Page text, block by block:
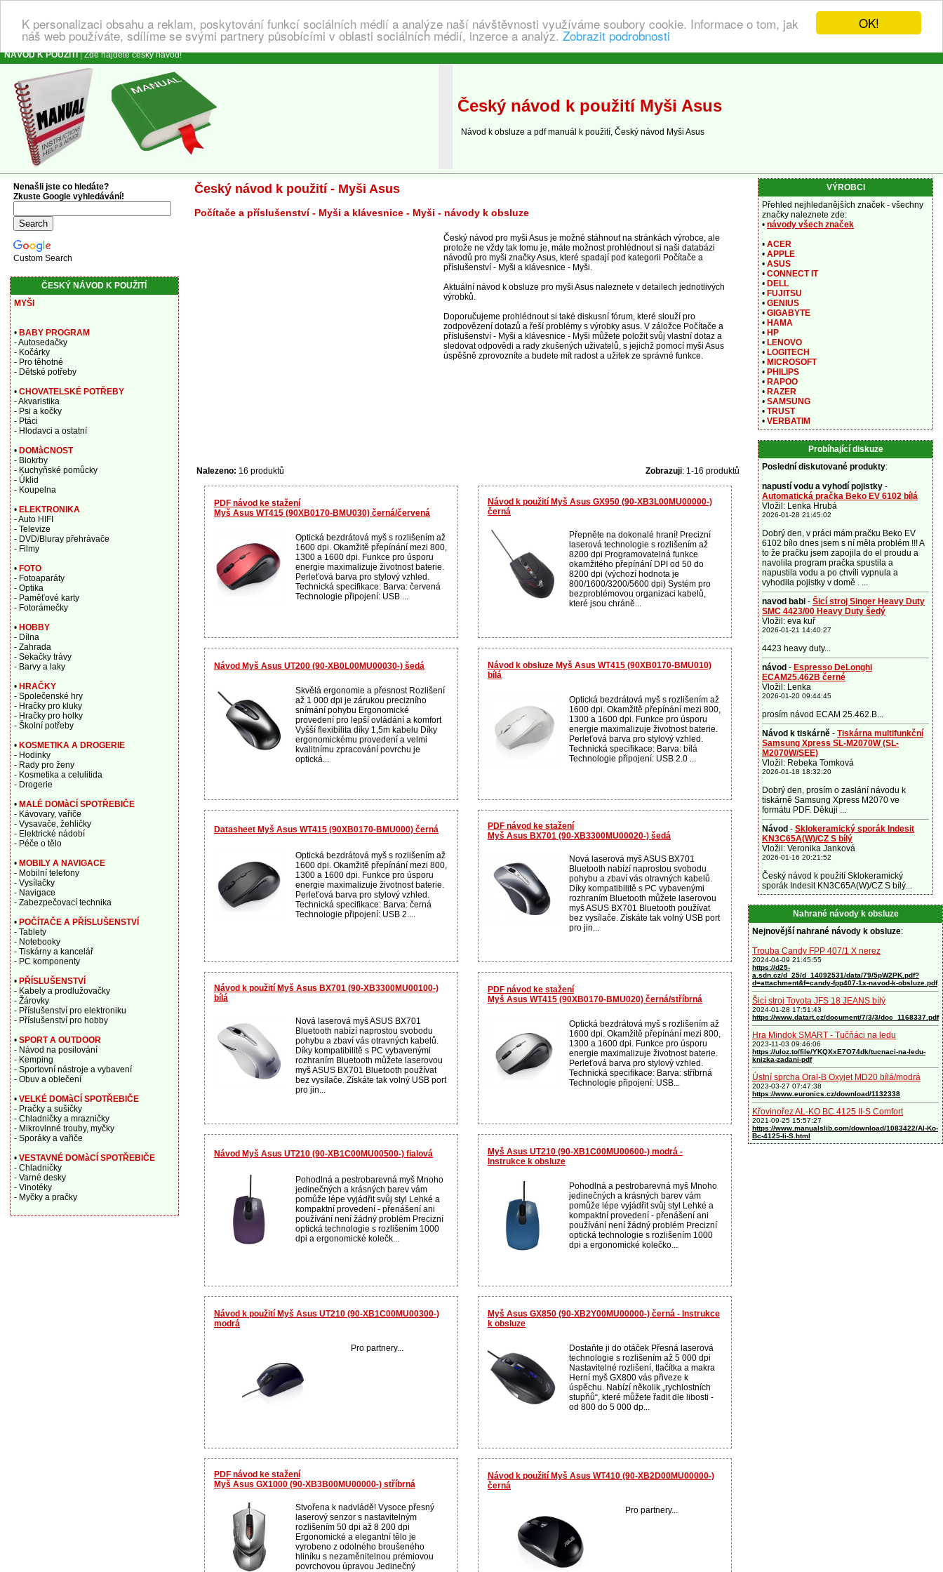
OK!
K personalizaci obsahu a reklam, poskytování funkcí sociálních médií a analýze naší návštěvnosti využíváme soubory cookie. Informace o tom, jak
náš web používáte, sdílíme se svými partnery působícími v oblasti sociálních médií, inzerce a analýz. Zobrazit podrobnosti
NÁVOD K POUŽITÍ| Zde najdete český návod!
Český návod k použití Myši Asus
Návod k obsluze a pdf manuál k použití, Český návod Myši Asus
Český návod k použití - Myši Asus
Počítače a příslušenství - Myši a klávesnice - Myši - návody k obsluze
Český návod pro myši Asus je možné stáhnout na stránkách výrobce, ale
protože ne vždy tak tomu je, máte možnost prohlédnout si naši databázi
návodů pro myši značky Asus, které spadají pod kategorii Počítače a
příslušenství - Myši a klávesnice - Myši.
Aktuální návod k obsluze pro myši Asus naleznete v detailech jednotlivých
výrobků.
Doporučujeme prohlédnout si také diskusní fórum, které slouží pro
zodpovězení dotazů a řeší problémy s výrobky asus. V záložce Počítače a
příslušenství - Myši a klávesnice - Myši můžete položit svůj vlastní dotaz a
sledovat odpovědi a rady zkušených uživatelů, s jejichž pomocí myši Asus
úspěšně zprovozníte a budete mít radost a užitek ze správné funkce.
Nalezeno: 16 produktů Zobrazuji: 1-16 produktů
PDF návod ke stažení
Myš Asus WT415 (90XB0170-BMU030) černá/červená
Optická bezdrátová myš s rozlišením až
1600 dpi. Okamžitě přepínání mezi 800,
1300 a 1600 dpi. Funkce pro úsporu
energie maximalizuje životnost baterie.
Perleťová barva pro stylový vzhled.
Technická specifikace: Barva: červená
Technologie připojení: USB ...
Návod k použití Myš Asus GX950 (90-XB3L00MU00000-)
černá
Přepněte na dokonalé hraní! Precizní
laserová technologie s rozlišením až
8200 dpi Programovatelná funkce
okamžitého přepínání DPI od 50 do
8200 dpi (výchozí hodnota je
800/1600/3200/5600 dpi) Systém pro
bezproblémovou organizaci kabelů,
které jsou chráně...
Návod Myš Asus UT200 (90-XB0L00MU00030-) šedá
Skvělá ergonomie a přesnost Rozlišení
až 1 000 dpi je zárukou precizního
snímání pohybu Ergonomické
provedení pro lepší ovládání a komfort
Vyšší flexibilita díky 1,5m kabelu Díky
ergonomickému provedení a velmi
kvalitnímu zpracování povrchu je
optická...
Návod k obsluze Myš Asus WT415 (90XB0170-BMU010)
bílá
Optická bezdrátová myš s rozlišením až
1600 dpi. Okamžitě přepínání mezi 800,
1300 a 1600 dpi. Funkce pro úsporu
energie maximalizuje životnost baterie.
Perleťová barva pro stylový vzhled.
Technická specifikace: Barva: bílá
Technologie připojení: USB 2.0 ...
Datasheet Myš Asus WT415 (90XB0170-BMU000) černá
Optická bezdrátová myš s rozlišením až
1600 dpi. Okamžitě přepínání mezi 800,
1300 a 1600 dpi. Funkce pro úsporu
energie maximalizuje životnost baterie.
Perleťová barva pro stylový vzhled.
Technická specifikace: Barva: černá
Technologie připojení: USB 2....
PDF návod ke stažení
Myš Asus BX701 (90-XB3300MU00020-) šedá
Nová laserová myš ASUS BX701
Bluetooth nabízí naprostou svobodu
pohybu a zbaví vás otravných kabelů.
Díky kompatibilitě s PC vybavenými
rozhraním Bluetooth můžete laserovou
myš ASUS BX701 Bluetooth používat
bez vysílače. Získáte tak volný USB port
pro jin...
Návod k použití Myš Asus BX701 (90-XB3300MU00100-)
bílá
Nová laserová myš ASUS BX701
Bluetooth nabízí naprostou svobodu
pohybu a zbaví vás otravných kabelů.
Díky kompatibilitě s PC vybavenými
rozhraním Bluetooth můžete laserovou
myš ASUS BX701 Bluetooth používat
bez vysílače. Získáte tak volný USB port
pro jin...
PDF návod ke stažení
Myš Asus WT415 (90XB0170-BMU020) černá/stříbrná
Optická bezdrátová myš s rozlišením až
1600 dpi. Okamžitě přepínání mezi 800,
1300 a 1600 dpi. Funkce pro úsporu
energie maximalizuje životnost baterie.
Perleťová barva pro stylový vzhled.
Technická specifikace: Barva: stříbrná
Technologie připojení: USB...
Návod Myš Asus UT210 (90-XB1C00MU00500-) fialová
Pohodlná a pestrobarevná myš Mnoho
jedinečných a krásných barev vám
pomůže lépe vyjádřit svůj styl Lehké a
kompaktní provedení - přenášení ani
používání není žádný problém Precizní
optická technologie s rozlišením 1000
dpi a ergonomické kolečk...
Myš Asus UT210 (90-XB1C00MU00600-) modrá -
Instrukce k obsluze
Pohodlná a pestrobarevná myš Mnoho
jedinečných a krásných barev vám
pomůže lépe vyjádřit svůj styl Lehké a
kompaktní provedení - přenášení ani
používání není žádný problém Precizní
optická technologie s rozlišením 1000
dpi a ergonomické kolečko...
Návod k použití Myš Asus UT210 (90-XB1C00MU00300-)
modrá
Pro partnery...
Myš Asus GX850 (90-XB2Y00MU00000-) černá - Instrukce
k obsluze
Dostaňte ji do otáček Přesná laserová
technologie s rozlišením až 5 000 dpi
Nastavitelné rozlišení, tlačítka a makra
Herní myš GX800 vás přiveze k
úspěchu. Nabízí několik „rychlostních
stupňů“, které můžete řadit dle libosti -
od 800 do 5 000 dp...
PDF návod ke stažení
Myš Asus GX1000 (90-XB3B00MU00000-) stříbrná
Stvořena k nadvládě! Vysoce přesný
laserový senzor s nastavitelným
rozlišením 50 dpi až 8 200 dpi
Ergonomické a elegantní tělo je
vyrobeno z odolného broušeného
hliníku s nezaměnitelnou prémiovou
povrchovou úpravou Jedinečný
Návod k použití Myš Asus WT410 (90-XB2D00MU00000-)
černá
Pro partnery...
Nenašli jste co hledáte?
Zkuste Google vyhledávání!
Custom Search
ČESKÝ NÁVOD K POUŽITÍ
MYŠI
• BABY PROGRAM
- Autosedačky
- Kočárky
- Pro těhotné
- Dětské potřeby
• CHOVATELSKÉ POTŘEBY
- Akvaristika
- Psi a kočky
- Ptáci
- Hlodavci a ostatní
• DOMàCNOST
- Biokrby
- Kuchyňské pomůcky
- Úklid
- Koupelna
• ELEKTRONIKA
- Auto HIFI
- Televize
- DVD/Bluray přehrávače
- Filmy
• FOTO
- Fotoaparáty
- Optika
- Paměťové karty
- Fotorámečky
• HOBBY
- Dílna
- Zahrada
- Sekačky trávy
- Barvy a laky
• HRAČKY
- Společenské hry
- Hračky pro kluky
- Hračky pro holky
- Školní potřeby
• KOSMETIKA A DROGERIE
- Hodinky
- Rady pro ženy
- Kosmetika a celulitida
- Drogerie
• MALÉ DOMàCÍ SPOTŘEBIČE
- Kávovary, vařiče
- Vysavače, žehličky
- Elektrické nádobí
- Péče o tělo
• MOBILY A NAVIGACE
- Mobilní telefony
- Vysílačky
- Navigace
- Zabezpečovací technika
• POČÍTAČE A PŘÍSLUŠENSTVÍ
- Tablety
- Notebooky
- Tiskárny a kancelář
- PC komponenty
• PŘÍSLUŠENSTVÍ
- Kabely a prodlužovačky
- Žárovky
- Příslušenství pro elektroniku
- Příslušenství pro hobby
• SPORT A OUTDOOR
- Návod na posilování
- Kemping
- Sportovní nástroje a vybavení
- Obuv a oblečení
• VELKÉ DOMàCÍ SPOTŘEBIČE
- Pračky a sušičky
- Chladničky a mrazničky
- Mikrovlnné trouby, myčky
- Sporáky a vařiče
• VESTAVNÉ DOMàCÍ SPOTŘEBIČE
- Chladničky
- Varné desky
- Vinotéky
- Myčky a pračky
VÝROBCI
Přehled nejhledanějších značek - všechny
značky naleznete zde:
• návody všech značek
• ACER
• APPLE
• ASUS
• CONNECT IT
• DELL
• FUJITSU
• GENIUS
• GIGABYTE
• HAMA
• HP
• LENOVO
• LOGITECH
• MICROSOFT
• PHILIPS
• RAPOO
• RAZER
• SAMSUNG
• TRUST
• VERBATIM
Probíhající diskuze
Poslední diskutované produkty:
napustí vodu a vyhodí pojistky -
Automatická pračka Beko EV 6102 bílá
Vložil: Lenka Hrubá
2026-01-28 21:45:02
Dobrý den, v práci mám pračku Beko EV
6102 bílo dnes jsem s ní měla problém !!! A
to že pračku jsem zapojila do el proudu a
navolila program pračka spustila a
napustila vodu a po chvíli vypnula a
vyhodila pojistky v domě . ...
navod babi - Šicí stroj Singer Heavy Duty
SMC 4423/00 Heavy Duty šedý
Vložil: eva kuř
2026-01-21 14:40:27
4423 heavy duty...
návod - Espresso DeLonghi
ECAM25.462B černé
Vložil: Lenka
2026-01-20 09:44:45
prosím návod ECAM 25.462.B...
Návod k tiskárně - Tiskárna multifunkční
Samsung Xpress SL-M2070W (SL-
M2070W/SEE)
Vložil: Rebeka Tomková
2026-01-18 18:32:20
Dobrý den, prosím o zaslání návodu k
tiskárně Samsung Xpress M2070 ve
formátu PDF. Děkuji ...
Návod - Sklokeramický sporák Indesit
KN3C65A(W)/CZ S bílý
Vložil: Veronika Janková
2026-01-16 20:21:52
Český návod k použití Sklokeramický
sporák Indesit KN3C65A(W)/CZ S bílý...
Nahrané návody k obsluze
Nejnovější nahrané návody k obsluze:
Trouba Candy FPP 407/1 X nerez
2024-04-09 21:45:55
https://d25-
a.sdn.cz/d_25/d_14092531/data/79/5pW2PK.pdf?
d=attachment&f=candy-fpp407-1x-navod-k-obsluze.pdf
Šicí stroj Toyota JFS 18 JEANS bílý
2024-01-28 17:51:43
https://www.datart.cz/document/7/3/3/doc_1168337.pdf
Hra Mindok SMART - Tučňáci na ledu
2023-11-03 09:46:06
https://uloz.to/file/YKQXxE7O74dk/tucnaci-na-ledu-
knizka-zadani-pdf
Ústní sprcha Oral-B Oxyjet MD20 bílá/modrá
2023-03-27 07:47:38
https://www.euronics.cz/download/1132338
Křovinořez AL-KO BC 4125 II-S Comfort
2021-09-25 15:57:27
https://www.manualslib.com/download/1083422/Al-Ko-
Bc-4125-Ii-S.html